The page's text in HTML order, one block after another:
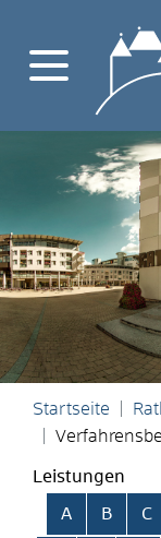
Startseite
Leistungen
Alphabetisches
A B C